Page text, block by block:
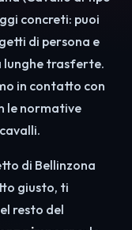
concreti: puoi
di persona e
lunghe trasferte.
in contatto con
le normative
di Bellinzona
giusto, ti
resto del